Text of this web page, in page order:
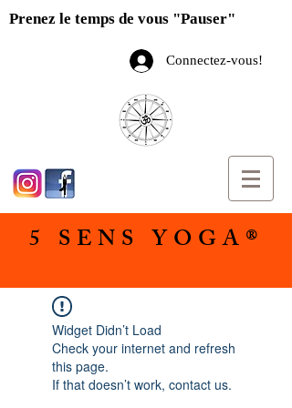
Prenez le temps de vous "Pauser"
Connectez-vous!
5 SENS YOGA®
Widget Didn’t Load
Check your internet and refresh
this page.
If that doesn’t work, contact us.